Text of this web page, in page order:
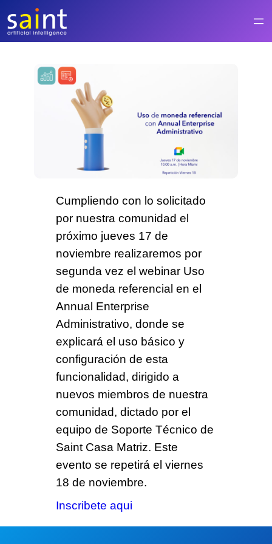
contenido
Cumpliendo con lo solicitado
por nuestra comunidad el
próximo jueves 17 de
noviembre realizaremos por
segunda vez el webinar Uso
de moneda referencial en el
Annual Enterprise
Administrativo, donde se
explicará el uso básico y
configuración de esta
funcionalidad, dirigido a
nuevos miembros de nuestra
comunidad, dictado por el
equipo de Soporte Técnico de
Saint Casa Matriz. Este
evento se repetirá el viernes
18 de noviembre.
Inscribete aqui